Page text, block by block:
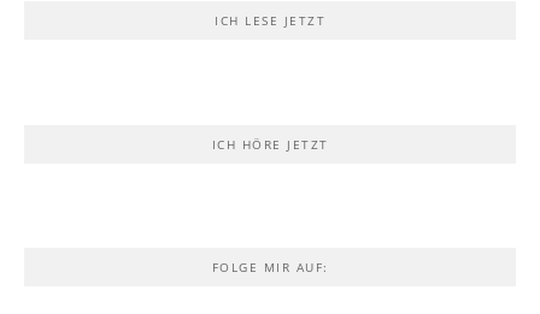
ICH LESE JETZT
ICH HÖRE JETZT
FOLGE MIR AUF: